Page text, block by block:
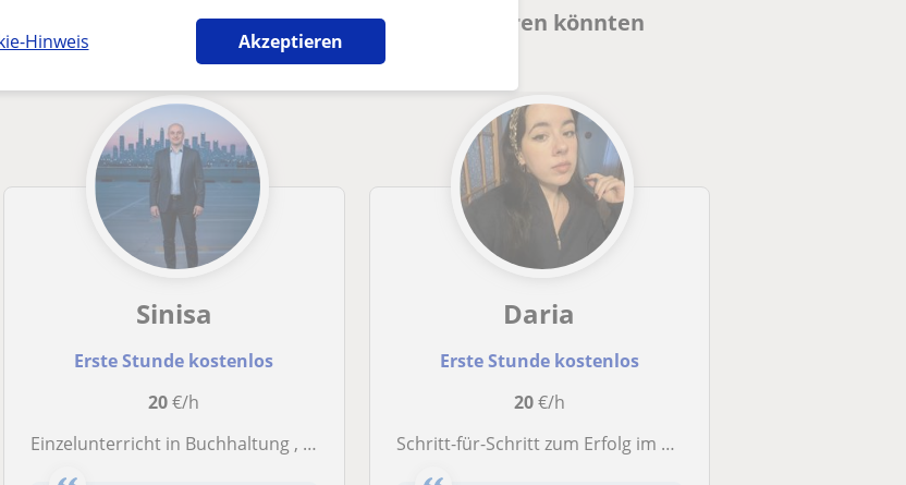
Hinweis Akzeptieren
Lehrkräfte in Wien die dich interessieren könnten
Sinisa
Erste Stunde kostenlos
20€/h
Einzelunterricht in Buchhaltung , Deutsch , Serbisch sowie Microsoft Word und Microsoft Excel für Anfänger
Daria
Erste Stunde kostenlos
20€/h
Schritt-für-Schritt zum Erfolg im Rechnungswesen